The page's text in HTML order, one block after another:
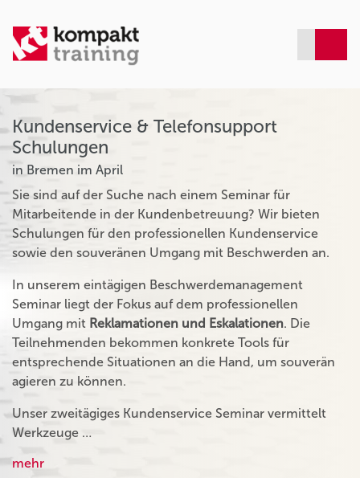
Kundenservice & Telefonsupport
Schulungen
in Bremen im April
Sie sind auf der Suche nach einem Seminar für
Mitarbeitende in der Kundenbetreuung? Wir bieten
Schulungen für den professionellen Kundenservice
sowie den souveränen Umgang mit Beschwerden an.
In unserem eintägigen Beschwerdemanagement
Seminar liegt der Fokus auf dem professionellen
Umgang mit Reklamationen und Eskalationen. Die
Teilnehmenden bekommen konkrete Tools für
entsprechende Situationen an die Hand, um souverän
agieren zu können.
Unser zweitägiges Kundenservice Seminar vermittelt
Werkzeuge …
mehr